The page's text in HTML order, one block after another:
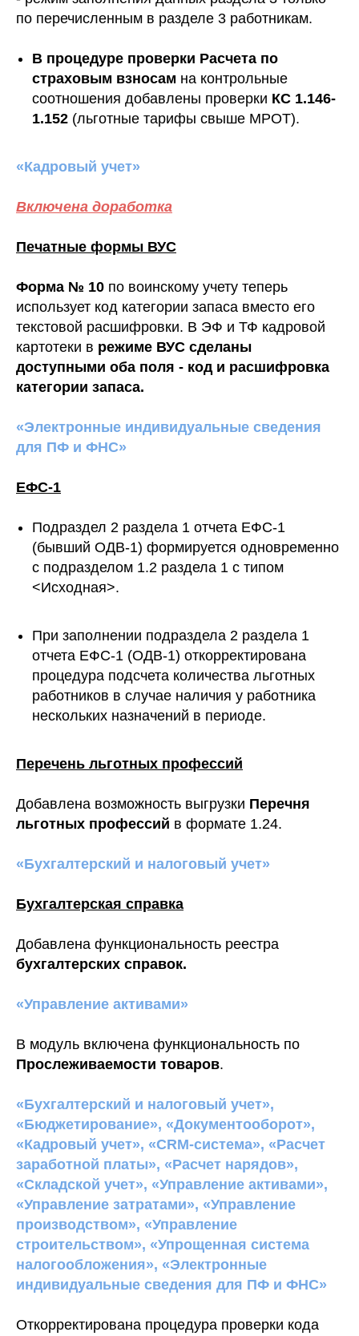
по перечисленным в разделе 3 работникам.
В процедуре проверки Расчета по
страховым взносам на контрольные
соотношения добавлены проверки КС 1.146-
1.152 (льготные тарифы свыше МРОТ).
«Кадровый учет»
Включена доработка
Печатные формы ВУС
Форма № 10 по воинскому учету теперь
использует код категории запаса вместо его
текстовой расшифровки. В ЭФ и ТФ кадровой
картотеки в режиме ВУС сделаны
доступными оба поля - код и расшифровка
категории запаса.
«Электронные индивидуальные сведения
для ПФ и ФНС»
ЕФС-1
Подраздел 2 раздела 1 отчета ЕФС-1
(бывший ОДВ-1) формируется одновременно
с подразделом 1.2 раздела 1 с типом
<Исходная>.
При заполнении подраздела 2 раздела 1
отчета ЕФС-1 (ОДВ-1) откорректирована
процедура подсчета количества льготных
работников в случае наличия у работника
нескольких назначений в периоде.
Перечень льготных профессий
Добавлена возможность выгрузки Перечня
льготных профессий в формате 1.24.
«Бухгалтерский и налоговый учет»
Бухгалтерская справка
Добавлена функциональность реестра
бухгалтерских справок.
«Управление активами»
В модуль включена функциональность по
Прослеживаемости товаров.
«Бухгалтерский и налоговый учет»,
«Бюджетирование», «Документооборот»,
«Кадровый учет», «CRM-система», «Расчет
заработной платы», «Расчет нарядов»,
«Складской учет», «Управление активами»,
«Управление затратами», «Управление
производством», «Управление
строительством», «Упрощенная система
налогообложения», «Электронные
индивидуальные сведения для ПФ и ФНС»
Откорректирована процедура проверки кода